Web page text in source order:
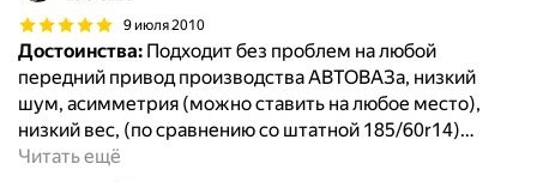
9 июля 2010
Достоинства: Подходит без проблем на любой
передний привод производства АВТОВАЗа, низкий
шум, асимметрия (можно ставить на любое место),
низкий вес, (по сравнению со штатной 185/60r14)…
Читать ещё